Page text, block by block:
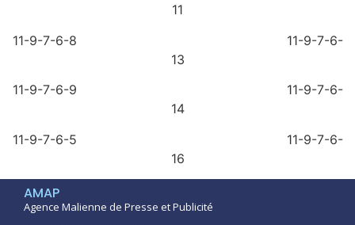
11
11-9-7-6-8 11-9-7-6-
13
11-9-7-6-9 11-9-7-6-
14
11-9-7-6-5 11-9-7-6-
16
AMAP
Agence Malienne de Presse et Publicité